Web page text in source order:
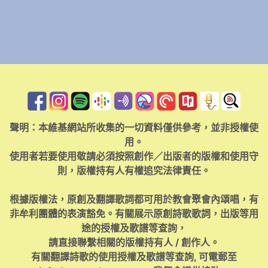
聲明：本維基網站所收集的一切資料僅供參考，並非授權使
用。
使用者若要使用敬請必須按照創作／出版者的版權和使用守
則，版權持有人有權追究法律責任。
根據版權法，原創及翻譯歌詞都可用於教會聚會內頌唱，有
非牟利團體的表演豁免。有關展示原創詩歌歌詞，出版等用
途的授權及歌譜等查詢，
請直接聯繫相關的版權持有人 / 創作人。
有關翻譯詩歌的使用授權及歌譜等查詢, 可電郵至